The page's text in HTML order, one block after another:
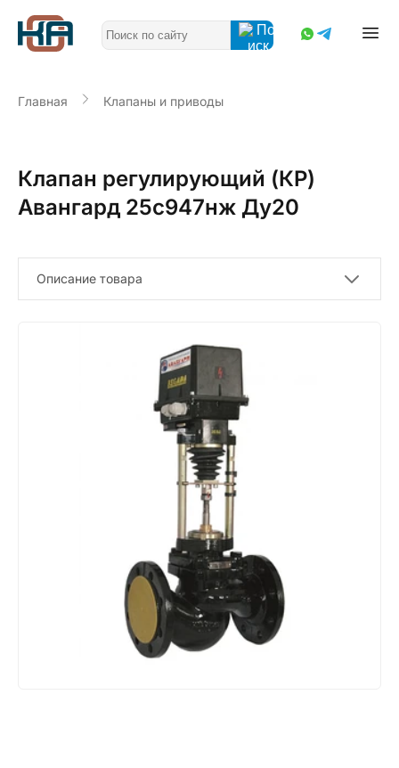
Главная Клапаны и приводы
Клапан регулирующий (КР)
Авангард 25с947нж Ду20
Описание товара